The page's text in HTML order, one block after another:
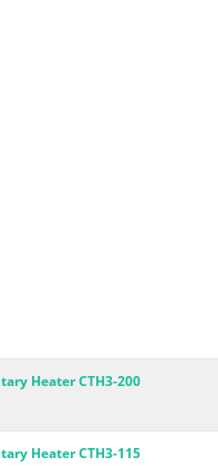
Heater CTH3-200
Heater CTH3-115